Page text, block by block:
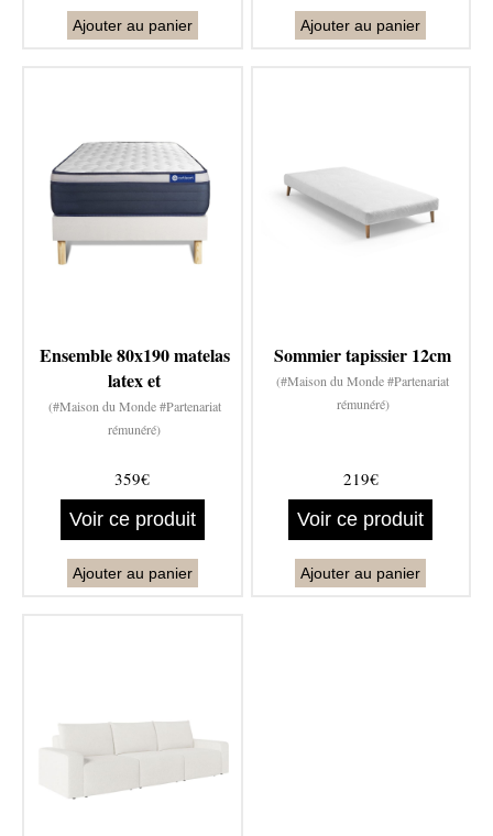
Ajouter au panier Ajouter au panier
Ensemble 80x190 matelas
latex et
(#Maison du Monde #Partenariat
rémunéré)
359€
Voir ce produit
Ajouter au panier
Sommier tapissier 12cm
(#Maison du Monde #Partenariat
rémunéré)
219€
Voir ce produit
Ajouter au panier